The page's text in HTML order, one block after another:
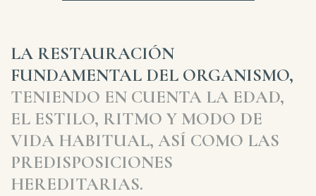
LA RESTAURACIÓN
FUNDAMENTAL DEL ORGANISMO,
TENIENDO EN CUENTA LA EDAD,
EL ESTILO, RITMO Y MODO DE
VIDA HABITUAL, ASÍ COMO LAS
PREDISPOSICIONES
HEREDITARIAS.